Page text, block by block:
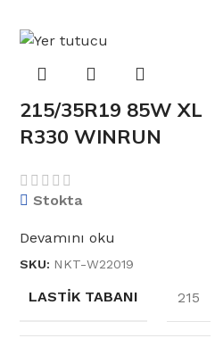
215/35R19 85W XL
R330 WINRUN
Stokta
Devamını oku
SKU: NKT-W22019
LASTIK TABANI 215